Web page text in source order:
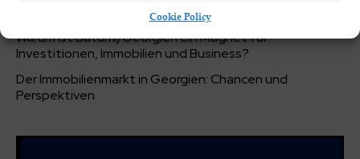
Cookie Policy
Immobilieninvestitionen
Warum ist Batumi/Georgien ein Magnet für
Investitionen, Immobilien und Business?
Der Immobilienmarkt in Georgien: Chancen und
Perspektiven